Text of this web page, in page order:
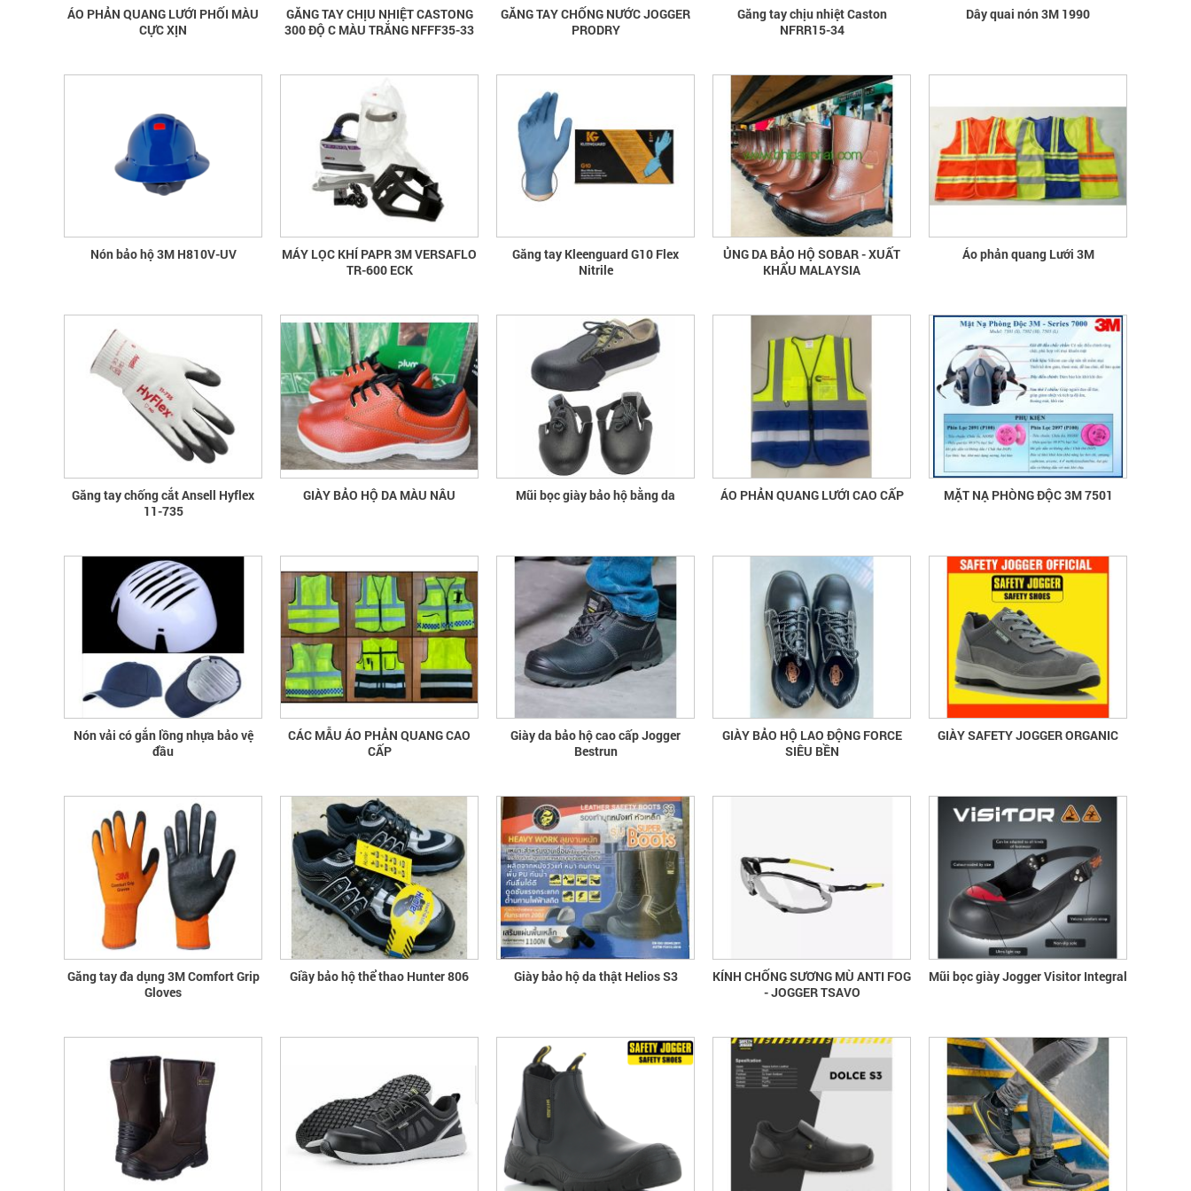
Hướng dẫn chọn mua và sử dụng mũ
bảo hộ, nón bảo hộ
ÁO PHẢN QUANG LƯỚI PHỐI MÀU
CỰC XỊN
GĂNG TAY CHỊU NHIỆT CASTONG
300 ĐỘ C MÀU TRẮNG NFFF35-33
GĂNG TAY CHỐNG NƯỚC JOGGER
PRODRY
Găng tay chịu nhiệt Caston
NFRR15-34
Dây quai nón 3M 1990
Nón bảo hộ 3M H810V-UV
MÁY LỌC KHÍ PAPR 3M VERSAFLO
TR-600 ECK
Găng tay Kleenguard G10 Flex
Nitrile
ỦNG DA BẢO HỘ SOBAR - XUẤT
KHẨU MALAYSIA
Áo phản quang Lưới 3M
Găng tay chống cắt Ansell Hyflex
11-735
GIÀY BẢO HỘ DA MÀU NÂU Mũi bọc giày bảo hộ bằng da ÁO PHẢN QUANG LƯỚI CAO CẤP MẶT NẠ PHÒNG ĐỘC 3M 7501
Nón vải có gắn lồng nhựa bảo vệ
đầu
CÁC MẪU ÁO PHẢN QUANG CAO
CẤP
Giày da bảo hộ cao cấp Jogger
Bestrun
GIÀY BẢO HỘ LAO ĐỘNG FORCE
SIÊU BỀN
GIÀY SAFETY JOGGER ORGANIC
Găng tay đa dụng 3M Comfort Grip
Gloves
Giầy bảo hộ thể thao Hunter 806 Giày bảo hộ da thật Helios S3
KÍNH CHỐNG SƯƠNG MÙ ANTI FOG
- JOGGER TSAVO
Mũi bọc giày Jogger Visitor Integral